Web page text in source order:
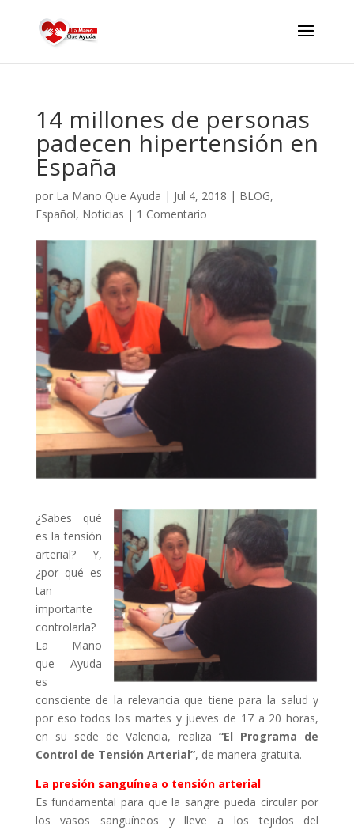
14 millones de personas
padecen hipertensión en
España
por La Mano Que Ayuda | Jul 4, 2018 | BLOG,
Español, Noticias | 1 Comentario
¿Sabes qué
es la tensión
arterial? Y,
¿por qué es
tan
importante
controlarla?
La Mano
que Ayuda
es
consciente de la relevancia que tiene para la salud y
por eso todos los martes y jueves de 17 a 20 horas,
en su sede de Valencia, realiza “El Programa de
Control de Tensión Arterial”, de manera gratuita.
La presión sanguínea o tensión arterial
Es fundamental para que la sangre pueda circular por
los vasos sanguíneos y lleve a los tejidos del